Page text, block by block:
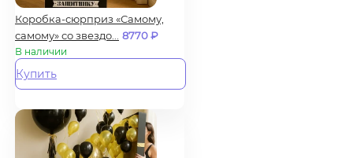
Коробка-сюрприз «Самому,
самому» со звездо...
8770₽
В наличии
Купить